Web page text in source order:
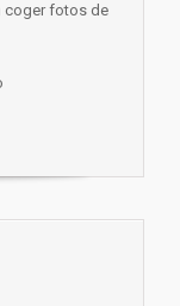
coger fotos de